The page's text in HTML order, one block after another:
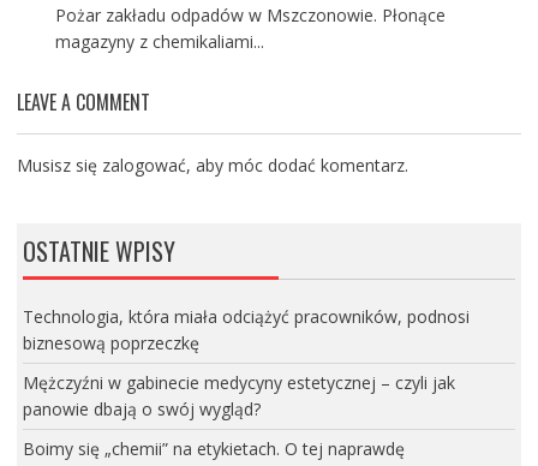
Pożar zakładu odpadów w Mszczonowie. Płonące
magazyny z chemikaliami...
LEAVE A COMMENT
Musisz się zalogować, aby móc dodać komentarz.
OSTATNIE WPISY
Technologia, która miała odciążyć pracowników, podnosi
biznesową poprzeczkę
Mężczyźni w gabinecie medycyny estetycznej – czyli jak
panowie dbają o swój wygląd?
Boimy się „chemii” na etykietach. O tej naprawdę